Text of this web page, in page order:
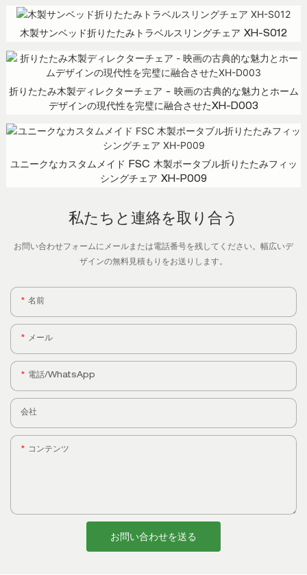
木製サンベッド折りたたみトラベルスリングチェア XH-S012
折りたたみ木製ディレクターチェア - 映画の古典的な魅力とホーム
デザインの現代性を完璧に融合させたXH-D003
ユニークなカスタムメイド FSC 木製ポータブル折りたたみフィッ
シングチェア XH-P009
私たちと連絡を取り合う
お問い合わせフォームにメールまたは電話番号を残してください。幅広いデ
ザインの無料見積もりをお送りします。
名前
メール
電話/WhatsApp
会社
コンテンツ
お問い合わせを送る